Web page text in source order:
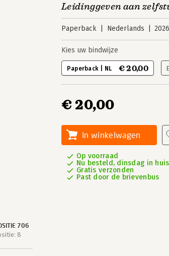
706
8
Leidinggeven aan
Paperback Nederlands 2026
Kies uw bindwijze
Paperback | NL € 20,00
€ 20,00
In winkelwagen
Op voorraad
Nu besteld, dinsdag in huis
Gratis verzonden
Past door de brievenbus